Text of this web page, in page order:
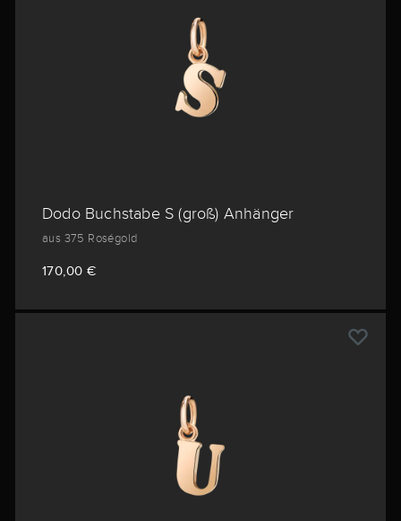
Dodo Buchstabe S (groß) Anhänger
aus 375 Roségold
170,00 €